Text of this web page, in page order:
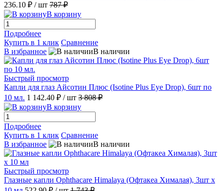
236.10 ₽ / шт 787 ₽
В корзину
Подробнее
Купить в 1 клик Сравнение
В избранное
В наличии
Быстрый просмотр
Капли для глаз Айсотин Плюс (Isotine Plus Eye Drop), 6шт по
10 мл. 1 142.40 ₽ / шт 3 808 ₽
В корзину
Подробнее
Купить в 1 клик Сравнение
В избранное
В наличии
Быстрый просмотр
Глазные капли Ophthacare Himalaya (Офтакеа Хималая), 3шт x